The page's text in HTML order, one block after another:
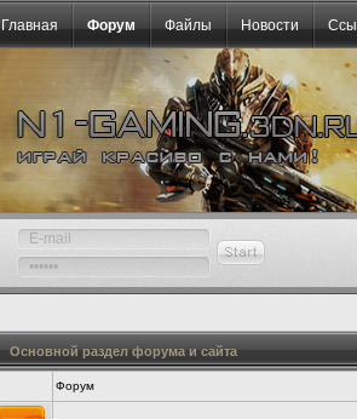
Главная Форум Файлы Новости
Основной раздел форума и сайта
Форум